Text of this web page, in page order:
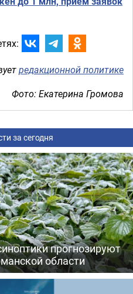
редакционной политике
Фото: Екатерина Громова
за сегодня
прогнозируют
области